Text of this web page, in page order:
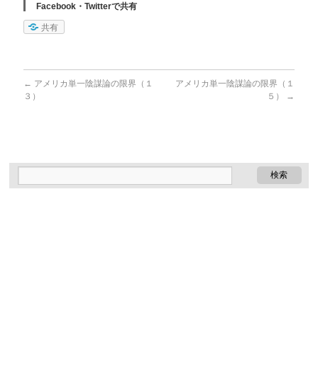
Facebook・Twitterで共有
共有
← アメリカ単一陰謀論の限界（１
３）
アメリカ単一陰謀論の限界（１
５）
→